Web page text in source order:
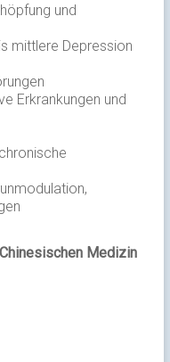
und
mittlere Depression
Erkrankungen und
Medizin